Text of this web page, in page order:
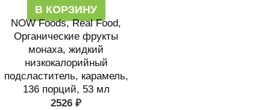
В КОРЗИНУ
NOW Foods, Real Food,
Органические фрукты
монаха, жидкий
низкокалорийный
подсластитель, карамель,
136 порций, 53 мл
2526 ₽